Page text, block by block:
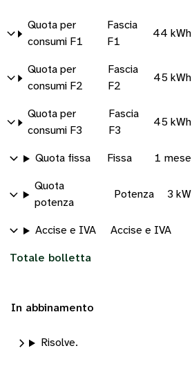
Quota per
consumi F1
Fascia
F1
44 kWh
Quota per
consumi F2
Fascia
F2
45 kWh
Quota per
consumi F3
Fascia
F3
45 kWh
Quota fissa Fissa 1 mese
Quota
potenza
Potenza 3 kW
Accise e IVA Accise e IVA
Totale bolletta
In abbinamento
Risolve.